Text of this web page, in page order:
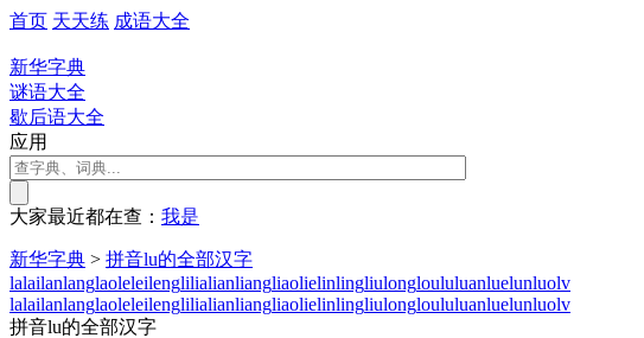
首页 天天练 成语大全
新华字典
谜语大全
歇后语大全
应用
大家最近都在查： 我是
新华字典 > 拼音lu的全部汉字
lalailanlanglaoleleilenglilialianliangliaolielinlingliulongloululuanluelunluolv
lalailanlanglaoleleilenglilialianliangliaolielinlingliulongloululuanluelunluolv
拼音lu的全部汉字